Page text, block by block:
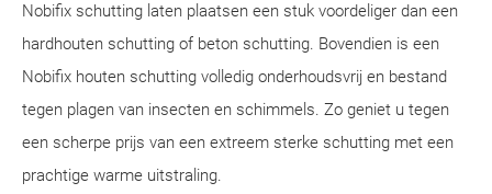
Nobifix schutting laten plaatsen een stuk voordeliger dan een
hardhouten schutting of beton schutting. Bovendien is een
Nobifix houten schutting volledig onderhoudsvrij en bestand
tegen plagen van insecten en schimmels. Zo geniet u tegen
een scherpe prijs van een extreem sterke schutting met een
prachtige warme uitstraling.